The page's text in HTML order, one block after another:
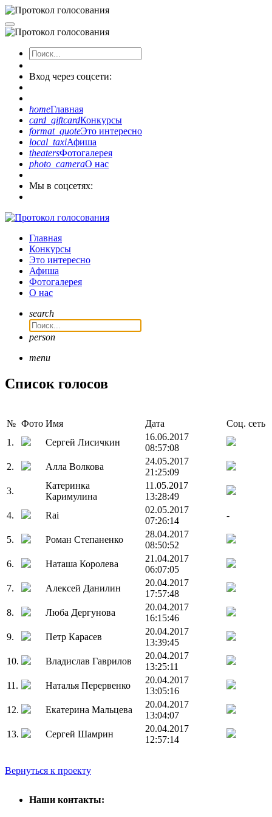
Вход через соцсети:
homeГлавная
card_giftcardКонкурсы
format_quoteЭто интересно
local_taxiАфиша
theatersФотогалерея
photo_cameraО нас
Мы в соцсетях:
Главная
Конкурсы
Это интересно
Афиша
Фотогалерея
О нас
search
person
menu
Список голосов
№ Фото Имя Дата
Соц. сеть
1.
Сергей Лисичкин
16.06.2017
08:57:08
2.
Алла Волкова
24.05.2017
21:25:09
3.
Катеринка
Каримулина
11.05.2017
13:28:49
4.
Rai
02.05.2017
07:26:14
-
5. Роман Степаненко
28.04.2017
08:50:52
6.
Наташа Королева
21.04.2017
06:07:05
7.
Алексей Данилин
20.04.2017
17:57:48
8.
Люба Дергунова
20.04.2017
16:15:46
9.
Петр Карасев
20.04.2017
13:39:45
10.
Владислав Гаврилов
20.04.2017
13:25:11
11.
Наталья Перервенко
20.04.2017
13:05:16
12.
Екатерина Мальцева
20.04.2017
13:04:07
13.
Сергей Шамрин
20.04.2017
12:57:14
Вернуться к проекту
Наши контакты: